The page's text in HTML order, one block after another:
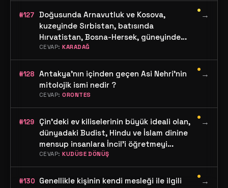
#127 Doğusunda Arnavutluk ve Kosova,
kuzeyinde Sırbistan, batısında
Hırvatistan, Bosna-Hersek, güneyinde
Adriyatik denizi yer alan devletin adı
nedir?
CEVAP:KARADAĞ
•→
#128 Antakya'nın içinden geçen Asi Nehri'nin
mitolojik ismi nedir ?
CEVAP:ORONTES
•→
#129
Çin'deki ev kiliselerinin büyük ideali olan,
dünyadaki Budist, Hindu ve İslam dinine
mensup insanlara İncil'i öğretmeyi
hedefleyen, 1920'li yıllarda doğan
hareketin adı nedir?
CEVAP:KUDÜSE DÖNÜŞ
•→
#130 Genellikle kişinin kendi mesleği ile ilgili
•→